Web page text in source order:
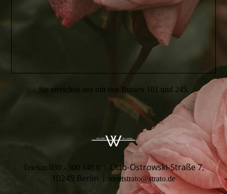
Sie erreichen uns mit den Bussen 101 und 245.
Telefon 030 - 300 146 0 | Otto-Ostrowski-Straße 7,
10249 Berlin
| meetstrato@strato.de